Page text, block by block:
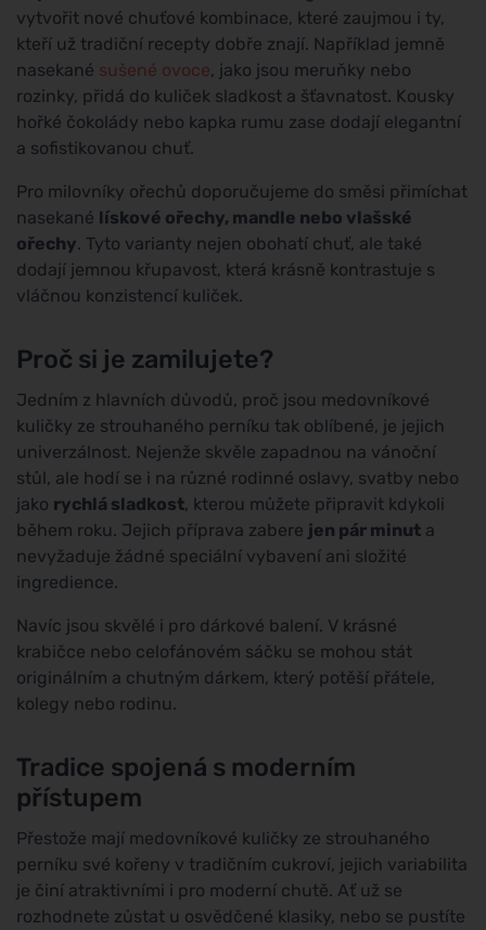
vytvořit nové chuťové kombinace, které zaujmou i ty,
kteří už tradiční recepty dobře znají. Například jemně
nasekané sušené ovoce, jako jsou meruňky nebo
rozinky, přidá do kuliček sladkost a šťavnatost. Kousky
hořké čokolády nebo kapka rumu zase dodají elegantní
a sofistikovanou chuť.
Pro milovníky ořechů doporučujeme do směsi přimíchat
nasekané lískové ořechy, mandle nebo vlašské
ořechy. Tyto varianty nejen obohatí chuť, ale také
dodají jemnou křupavost, která krásně kontrastuje s
vláčnou konzistencí kuliček.
Proč si je zamilujete?
Jedním z hlavních důvodů, proč jsou medovníkové
kuličky ze strouhaného perníku tak oblíbené, je jejich
univerzálnost. Nejenže skvěle zapadnou na vánoční
stůl, ale hodí se i na různé rodinné oslavy, svatby nebo
jako rychlá sladkost, kterou můžete připravit kdykoli
během roku. Jejich příprava zabere jen pár minut a
nevyžaduje žádné speciální vybavení ani složité
ingredience.
Navíc jsou skvělé i pro dárkové balení. V krásné
krabičce nebo celofánovém sáčku se mohou stát
originálním a chutným dárkem, který potěší přátele,
kolegy nebo rodinu.
Tradice spojená s moderním
přístupem
Přestože mají medovníkové kuličky ze strouhaného
perníku své kořeny v tradičním cukroví, jejich variabilita
je činí atraktivními i pro moderní chutě. Ať už se
rozhodnete zůstat u osvědčené klasiky, nebo se pustíte